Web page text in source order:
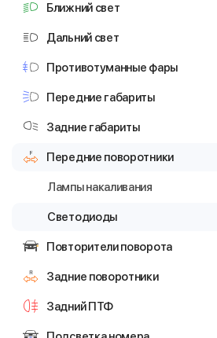
Ближний свет
Дальний свет
Противотуманные фары
Передние габариты
Задние габариты
Передние поворотники
Лампы накаливания
Светодиоды
Повторители поворота
Задние поворотники
Задний ПТФ